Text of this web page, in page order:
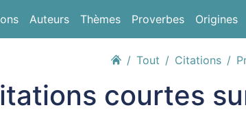
Auteurs Thèmes Proverbes Origines
Tout Citations
courtes